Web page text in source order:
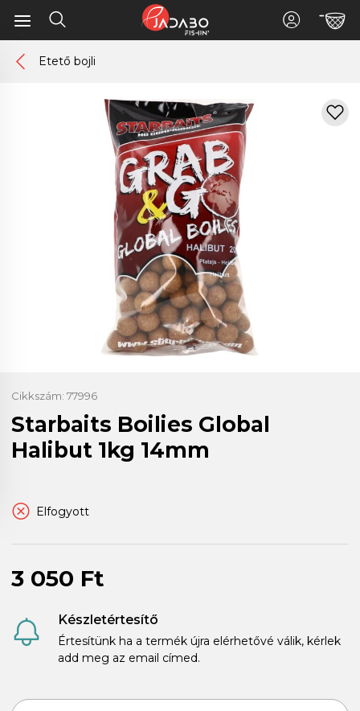
Etető bojli
Cikkszám: 77996
Starbaits Boilies Global
Halibut 1kg 14mm
Elfogyott
3 050 Ft
Készletértesítő
Értesítünk ha a termék újra elérhetővé válik, kérlek
add meg az email címed.